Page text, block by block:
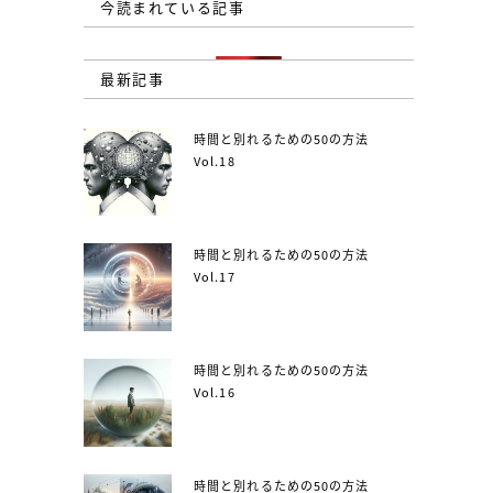
今読まれている記事
最新記事
時間と別れるための50の方法
Vol.18
時間と別れるための50の方法
Vol.17
時間と別れるための50の方法
Vol.16
時間と別れるための50の方法